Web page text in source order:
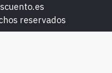
reservados